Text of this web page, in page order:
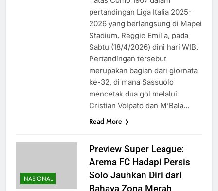
pertandingan Liga Italia 2025-
2026 yang berlangsung di Mapei
Stadium, Reggio Emilia, pada
Sabtu (18/4/2026) dini hari WIB.
Pertandingan tersebut
merupakan bagian dari giornata
ke-32, di mana Sassuolo
mencetak dua gol melalui
Cristian Volpato dan M’Bala…
Read More
NASIONAL
Preview Super League:
Arema FC Hadapi Persis
Solo Jauhkan Diri dari
Bahaya Zona Merah